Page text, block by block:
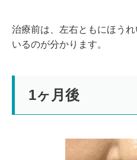
治療前は、左右ともにほう
いるのが分かります。
1ヶ月後